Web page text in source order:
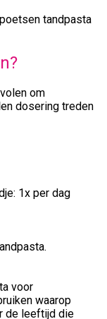
tandpasta
om
dosering treden
1x per dag
voor
waarop
de leeftijd die